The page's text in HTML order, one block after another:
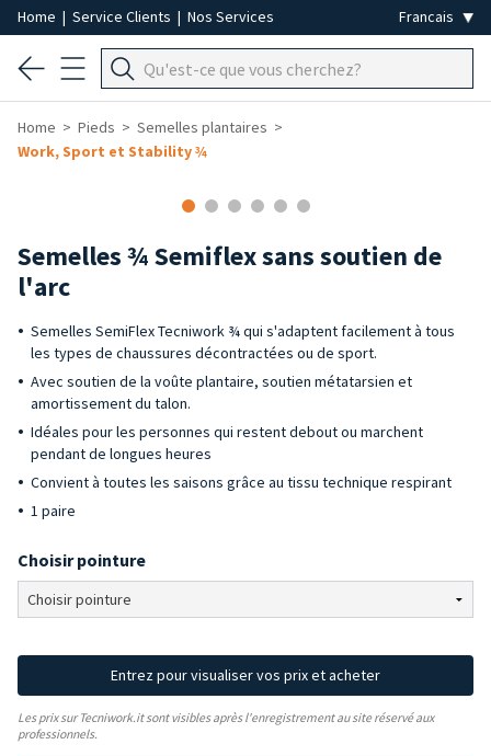
Home | Service Clients | Nos Services
Home Pieds
Semelles plantaires
Work, Sport et Stability ¾
Semelles ¾ Semiflex sans soutien de
l'arc
Semelles SemiFlex Tecniwork ¾ qui s'adaptent facilement à tous
les types de chaussures décontractées ou de sport.
Avec soutien de la voûte plantaire, soutien métatarsien et
amortissement du talon.
Idéales pour les personnes qui restent debout ou marchent
pendant de longues heures
Convient à toutes les saisons grâce au tissu technique respirant
1 paire
Choisir pointure
Entrez pour visualiser vos prix et acheter
Les prix sur Tecniwork.it sont visibles après l'enregistrement au site réservé aux
professionnels.